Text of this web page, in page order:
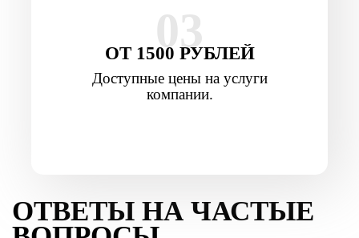
03
ОТ 1500 РУБЛЕЙ
Доступные цены на услуги
компании.
ОТВЕТЫ НА ЧАСТЫЕ